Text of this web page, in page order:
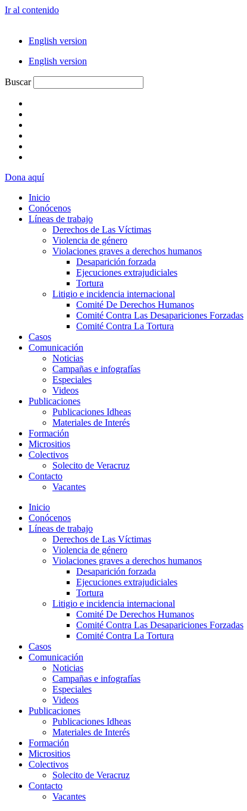
Ir al contenido
English version
English version
Buscar
Dona aquí
Inicio
Conócenos
Líneas de trabajo
Derechos de Las Víctimas
Violencia de género
Violaciones graves a derechos humanos
Desaparición forzada​
Ejecuciones extrajudiciales
Tortura
Litigio e incidencia internacional
Comité De Derechos Humanos​
Comité Contra Las Desapariciones Forzadas
Comité Contra La Tortura​
Casos
Comunicación
Noticias
Campañas e infografías
Especiales
Videos
Publicaciones
Publicaciones Idheas
Materiales de Interés
Formación
Micrositios
Colectivos
Solecito de Veracruz
Contacto
Vacantes
Inicio
Conócenos
Líneas de trabajo
Derechos de Las Víctimas
Violencia de género
Violaciones graves a derechos humanos
Desaparición forzada​
Ejecuciones extrajudiciales
Tortura
Litigio e incidencia internacional
Comité De Derechos Humanos​
Comité Contra Las Desapariciones Forzadas
Comité Contra La Tortura​
Casos
Comunicación
Noticias
Campañas e infografías
Especiales
Videos
Publicaciones
Publicaciones Idheas
Materiales de Interés
Formación
Micrositios
Colectivos
Solecito de Veracruz
Contacto
Vacantes